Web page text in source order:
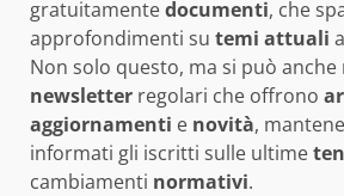
gratuitamentedocumenti, che
approfondimenti su temi attuali a
Non solo questo, ma si può anche
newsletter regolari che offrono
aggiornamenti e novità,
informati gli iscritti sulle ultime
cambiamenti normativi.